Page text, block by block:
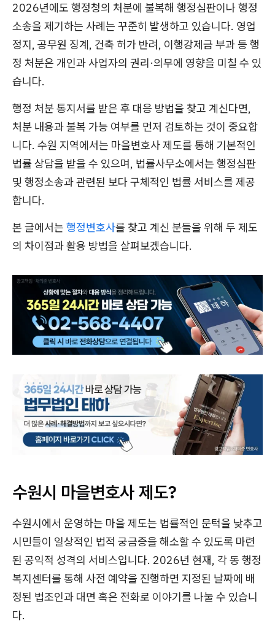
2026년에도 행정청의 처분에 불복해 행정심판이나 행정
소송을 제기하는 사례는 꾸준히 발생하고 있습니다. 영업
정지, 공무원 징계, 건축 허가 반려, 이행강제금 부과 등 행
정 처분은 개인과 사업자의 권리·의무에 영향을 미칠 수 있
습니다.
행정 처분 통지서를 받은 후 대응 방법을 찾고 계신다면,
처분 내용과 불복 가능 여부를 먼저 검토하는 것이 중요합
니다. 수원 지역에서는 마을변호사 제도를 통해 기본적인
법률 상담을 받을 수 있으며, 법률사무소에서는 행정심판
및 행정소송과 관련된 보다 구체적인 법률 서비스를 제공
합니다.
본 글에서는 행정변호사를 찾고 계신 분들을 위해 두 제도
의 차이점과 활용 방법을 살펴보겠습니다.
수원시 마을변호사 제도?
수원시에서 운영하는 마을 제도는 법률적인 문턱을 낮추고
시민들이 일상적인 법적 궁금증을 해소할 수 있도록 마련
된 공익적 성격의 서비스입니다. 2026년 현재, 각 동 행정
복지센터를 통해 사전 예약을 진행하면 지정된 날짜에 배
정된 법조인과 대면 혹은 전화로 이야기를 나눌 수 있습니
다.